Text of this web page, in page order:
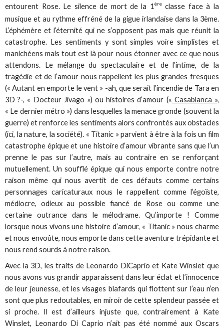
entourent Rose. Le silence de mort de la 1èreclasse face à la
musique et au rythme effréné de la gigue irlandaise dans la 3ème.
L’éphémère et l’éternité qui ne s’opposent pas mais que réunit la
catastrophe. Les sentiments y sont simples voire simplistes et
manichéens mais tout est là pour nous étonner avec ce que nous
attendons. Le mélange du spectaculaire et de l’intime, de la
tragédie et de l’amour nous rappellent les plus grandes fresques
(« Autant en emporte le vent » -ah, que serait l’incendie de Tara en
3D ?-, « Docteur Jivago ») ou histoires d’amour (« Casablanca »,
« Le dernier métro ») dans lesquelles la menace gronde (souvent la
guerre) et renforce les sentiments alors confrontés aux obstacles
(ici, la nature, la société). « Titanic » parvient à être à la fois un film
catastrophe épique et une histoire d’amour vibrante sans que l’un
prenne le pas sur l’autre, mais au contraire en se renforçant
mutuellement. Un soufflé épique qui nous emporte contre notre
raison même qui nous avertit de ces défauts comme certains
personnages caricaturaux nous le rappellent comme l’égoïste,
médiocre, odieux au possible fiancé de Rose ou comme une
certaine outrance dans le mélodrame. Qu’importe ! Comme
lorsque nous vivons une histoire d’amour, « Titanic » nous charme
et nous envoûte, nous emporte dans cette aventure trépidante et
nous rend sourds à notre raison.
Avec la 3D, les traits de Leonardo DiCaprio et Kate Winslet que
nous avons vus grandir apparaissent dans leur éclat et l’innocence
de leur jeunesse, et les visages blafards qui flottent sur l’eau n’en
sont que plus redoutables, en miroir de cette splendeur passée et
si proche. Il est d’ailleurs injuste que, contrairement à Kate
Winslet, Leonardo Di Caprio n’ait pas été nommé aux Oscars